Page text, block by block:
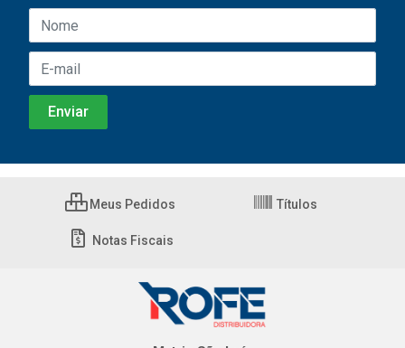
Meus Pedidos Títulos
Notas Fiscais